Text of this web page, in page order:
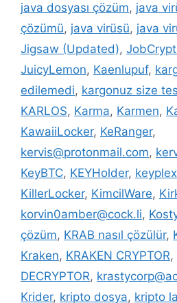
java dosyası çözüm, java
çözümü, java virüsü, java
Jigsaw (Updated),
JuicyLemon, Kaenlupuf,
edilemedi, kargonuz size
KARLOS, Karma, Karmen,
KawaiiLocker, KeRanger,
kervis@protonmail.com,
KeyBTC, KEYHolder,
KillerLocker, KimcilWare,
korvin0amber@cock.li,
çözüm, KRAB nasıl çözülür,
Kraken, KRAKEN CRYPTOR,
DECRYPTOR,
Krider, kripto dosya, kripto